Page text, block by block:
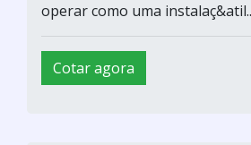
operar como uma
Cotar agora